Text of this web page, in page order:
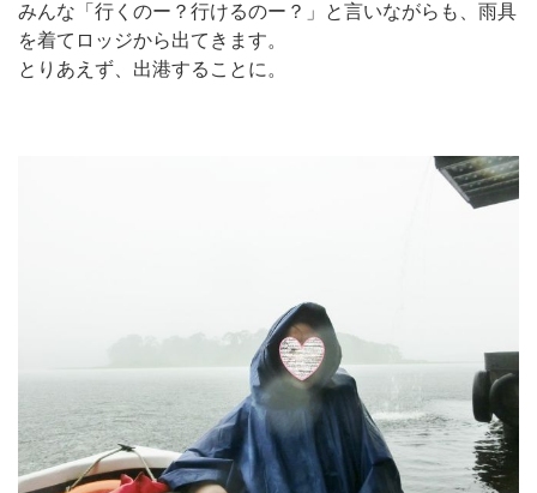
みんな「行くのー？行けるのー？」と言いながらも、雨具
を着てロッジから出てきます。
とりあえず、出港することに。